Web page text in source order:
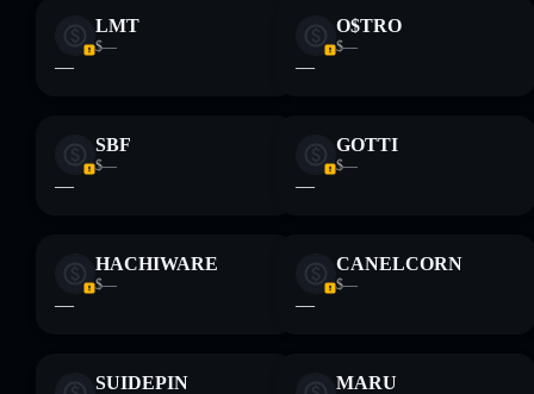
LMT
$—
—
O$TRO
$—
—
SBF
$—
—
GOTTI
$—
—
HACHIWARE
$—
—
CANELCORN
$—
—
SUIDEPIN MARU